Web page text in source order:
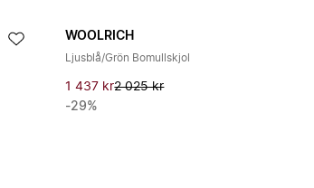
WOOLRICH
Ljusblå/Grön Bomullskjol
1 437 kr2 025 kr
-29%